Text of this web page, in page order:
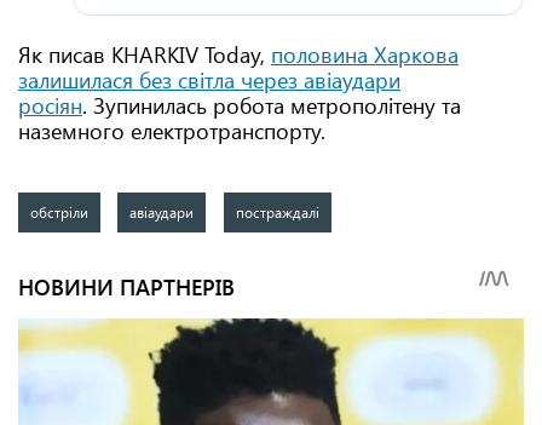
Як писав KHARKIV Today, половина Харкова
залишилася без світла через авіаудари
росіян. Зупинилась робота метрополітену та
наземного електротранспорту.
обстріли авіаудари постраждалі